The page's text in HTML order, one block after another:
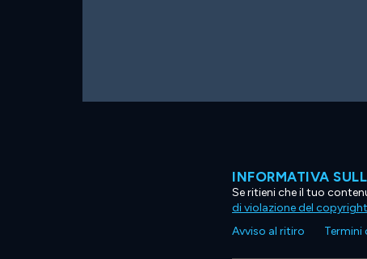
INFORMATIVA
Se ritieni che il tuo
di violazione del copyright
Avviso al ritiro
Termini